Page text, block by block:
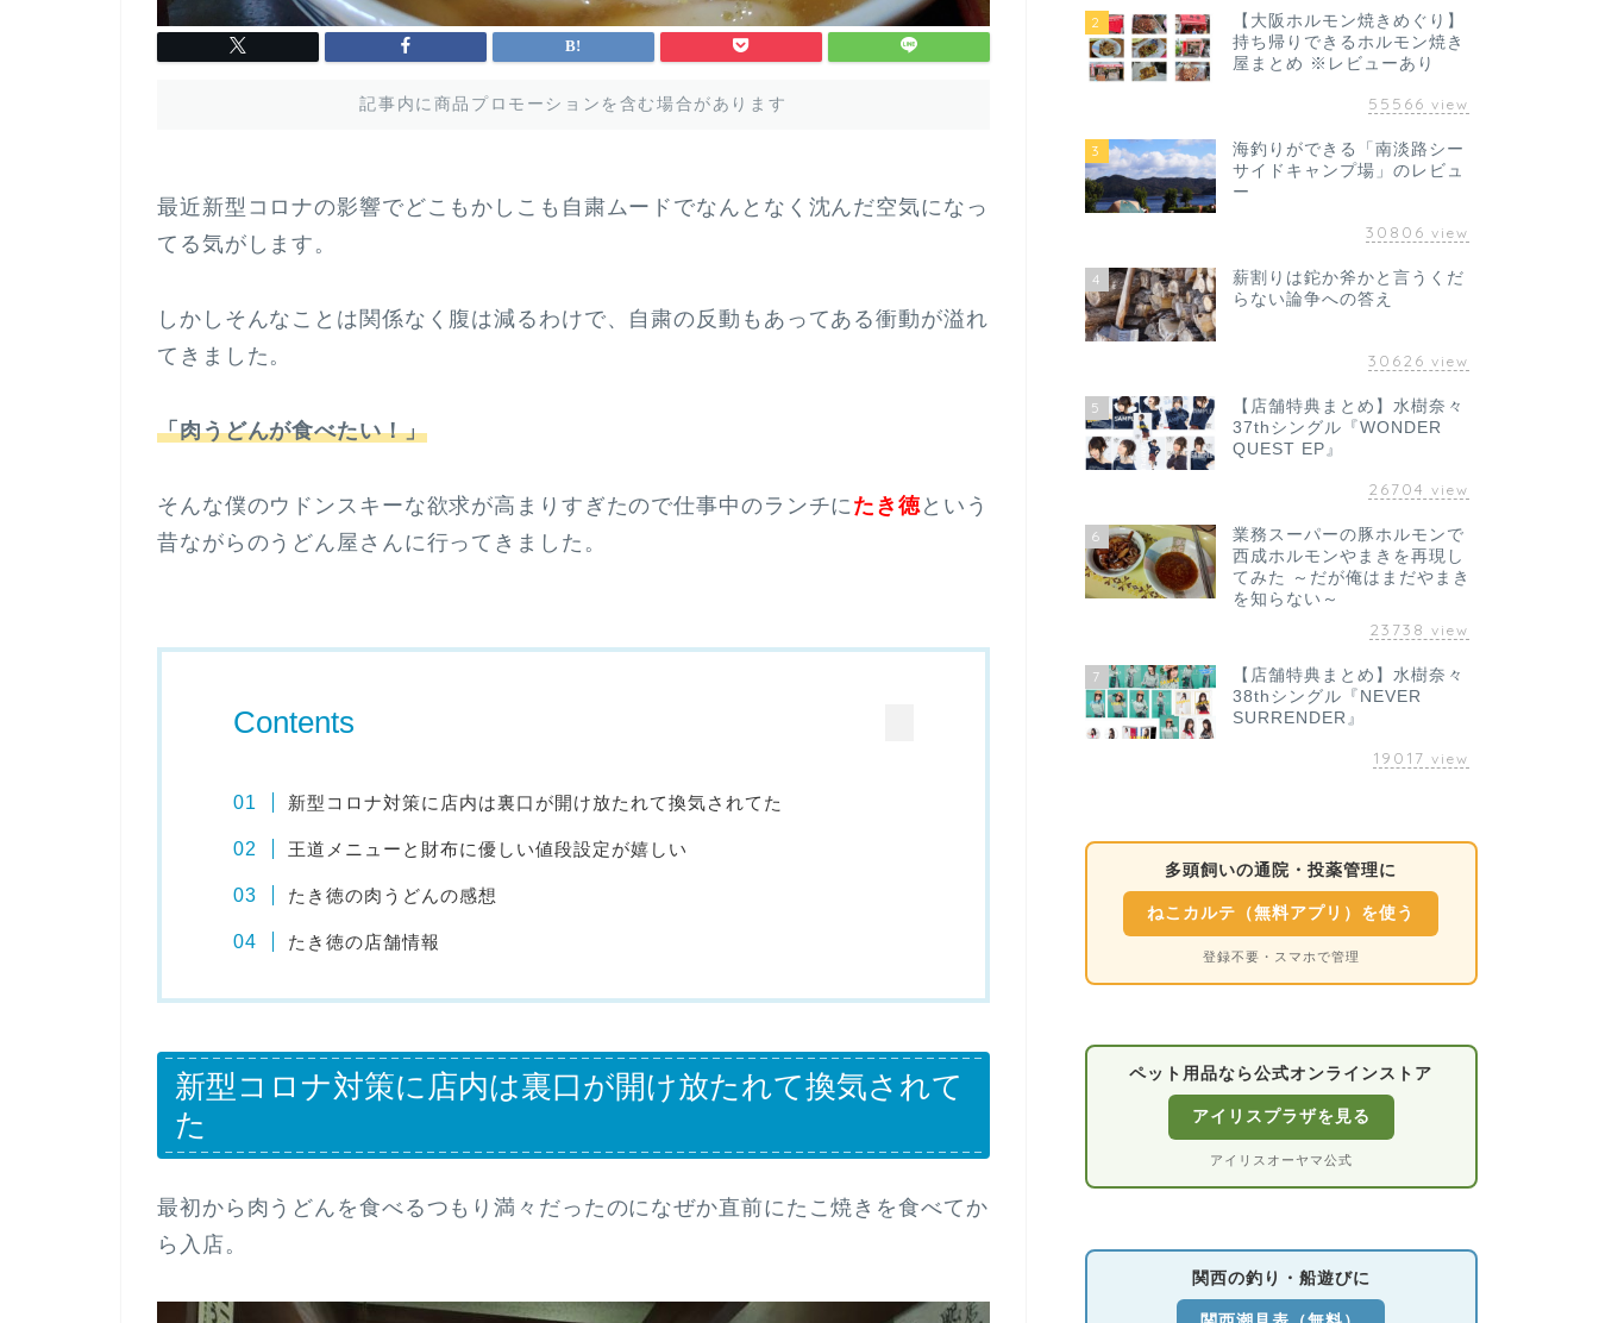
記事内に商品プロモーションを含む場合があります
最近新型コロナの影響でどこもかしこも自粛ムードでなんとなく沈んだ空気になっ
てる気がします。
しかしそんなことは関係なく腹は減るわけで、自粛の反動もあってある衝動が溢れ
てきました。
「肉うどんが食べたい！」
そんな僕のウドンスキーな欲求が高まりすぎたので仕事中のランチに たき徳という
昔ながらのうどん屋さんに行ってきました。
Contents
新型コロナ対策に店内は裏口が開け放たれて換気されてた
王道メニューと財布に優しい値段設定が嬉しい
たき徳の肉うどんの感想
たき徳の店舗情報
新型コロナ対策に店内は裏口が開け放たれて換気されて
た
最初から肉うどんを食べるつもり満々だったのになぜか直前にたこ焼きを食べてか
ら入店。
2
【大阪ホルモン焼きめぐり】
持ち帰りできるホルモン焼き
屋まとめ ※レビューあり
55566 view
3
海釣りができる「南淡路シー
サイドキャンプ場」のレビュ
ー
30806 view
4
薪割りは鉈か斧かと言うくだ
らない論争への答え
30626 view
5
【店舗特典まとめ】水樹奈々
37thシングル『WONDER
QUEST EP』
26704 view
6
業務スーパーの豚ホルモンで
西成ホルモンやまきを再現し
てみた ～だが俺はまだやまき
を知らない～
23738 view
7
【店舗特典まとめ】水樹奈々
38thシングル『NEVER
SURRENDER』
19017 view
多頭飼いの通院・投薬管理に
ねこカルテ（無料アプリ）を使う
登録不要・スマホで管理
ペット用品なら公式オンラインストア
アイリスプラザを見る
アイリスオーヤマ公式
関西の釣り・船遊びに